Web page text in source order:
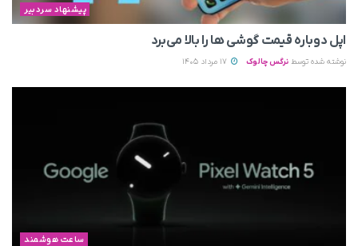
پیشنهاد سردبیر
اپل دوباره قیمت‌ گوشی ها را بالا می‌برد
نوشته شده توسط نرگس چالوک
ساعت هوشمند